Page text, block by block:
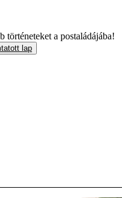
történeteket a postaládájába!
lap